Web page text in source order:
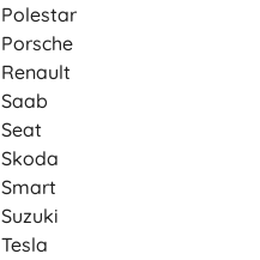
Polestar
Porsche
Renault
Saab
Seat
Skoda
Smart
Suzuki
Tesla